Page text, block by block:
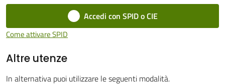
Amministrazione
Accedi con SPID o CIE
Come attivare SPID
Altre utenze
In alternativa puoi utilizzare le seguenti modalità.